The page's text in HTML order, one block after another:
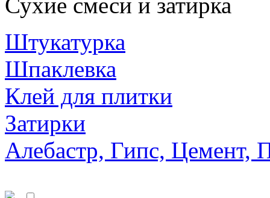
Штукатурка
Шпаклевка
Клей для плитки
Затирки
Алебастр, Гипс, Цемент,